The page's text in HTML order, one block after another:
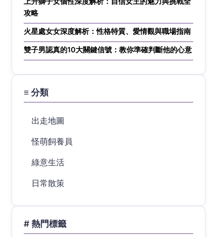
攻略
火星處女女深度解析：性格特質、愛情觀與職場指南
雙子男認真的10大關鍵信號：教你準確判斷他的心意
≡ 分類
出走地圖
怪萌飼養員
綠意生活
日常散策
# 熱門標籤